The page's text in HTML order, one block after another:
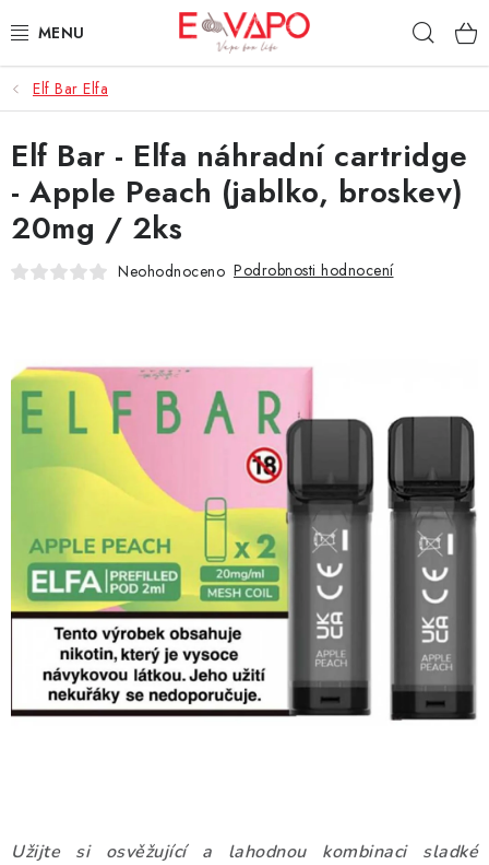
na
3D TISK
TIPY ZA DOBROU CENU
AROMATA A PŘÍCHUTĚ
BÁZE
E-CIGARETY
NIKOTINOVÉ SÁČKY
DÁRKOVÉ VOUCHERY
ATOMIZÉRY A CARTRIDGE
DIY
BATERIE A NABÍJEČKY
GRIPY & MODY
Elf Bar Elfa
Užijte si osvěžující a lahodnou kombinaci sladké
Elf Bar - Elfa náhradní cartridge
- Apple Peach (jablko, broskev)
20mg / 2ks
Neohodnoceno Podrobnosti hodnocení